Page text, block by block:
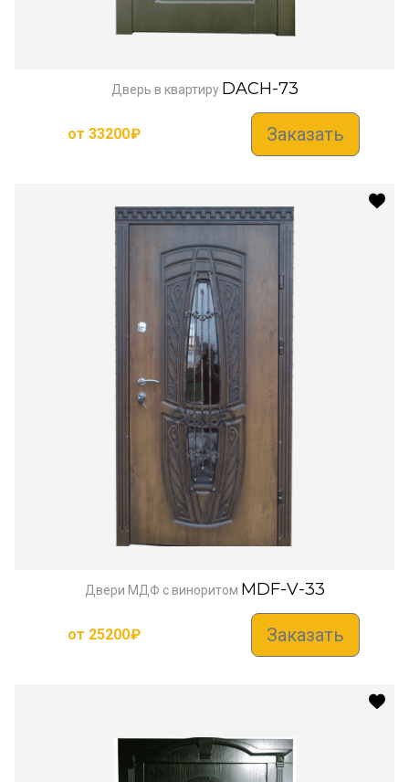
Дверь в квартиру DACH-73
от 33200₽ Заказать
Двери МДФ с виноритом MDF-V-33
от 25200₽ Заказать